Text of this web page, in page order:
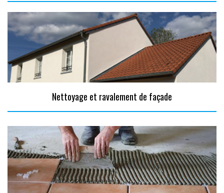
Nettoyage et ravalement de façade